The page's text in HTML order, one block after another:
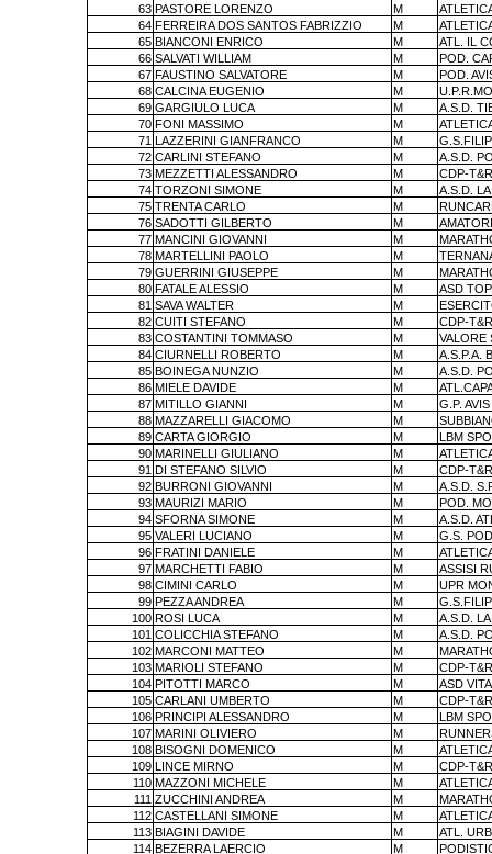
63 PASTORE LORENZO M
64 FERREIRA DOS SANTOS FABRIZZIO M
65 BIANCONI ENRICO M
ATL. IL
66 SALVATI WILLIAM M
POD.
67 FAUSTINO SALVATORE M
POD.
68 CALCINA EUGENIO M
69 GARGIULO LUCA M
A.S.D.
70 FONI MASSIMO M
71 LAZZERINI GIANFRANCO M
72 CARLINI STEFANO M
A.S.D.
73 MEZZETTI ALESSANDRO M
CDP-
74 TORZONI SIMONE M
A.S.D.
75 TRENTA CARLO M
76 SADOTTI GILBERTO M
77 MANCINI GIOVANNI M
78 MARTELLINI PAOLO M
79 GUERRINI GIUSEPPE M
80 FATALE ALESSIO M
ASD
81 SAVA WALTER M
82 CUITI STEFANO M
CDP-
83 COSTANTINI TOMMASO M
VALORE
84 CIURNELLI ROBERTO M
A.S.P.A.
85 BOINEGA NUNZIO M
A.S.D.
86 MIELE DAVIDE M
87 MITILLO GIANNI M
G.P.
88 MAZZARELLI GIACOMO M
89 CARTA GIORGIO M
LBM
90 MARINELLI GIULIANO M
91 DI STEFANO SILVIO M
CDP-
92 BURRONI GIOVANNI M
A.S.D.
93 MAURIZI MARIO M
POD.
94 SFORNA SIMONE M
A.S.D.
95 VALERI LUCIANO M
G.S.
96 FRATINI DANIELE M
97 MARCHETTI FABIO M
ASSISI
98 CIMINI CARLO M
UPR
99 PEZZA ANDREA M
100 ROSI LUCA M
A.S.D.
101 COLICCHIA STEFANO M
A.S.D.
102 MARCONI MATTEO M
103 MARIOLI STEFANO M
CDP-
104 PITOTTI MARCO M
ASD
105 CARLANI UMBERTO M
CDP-
106 PRINCIPI ALESSANDRO M
LBM
107 MARINI OLIVIERO M
108 BISOGNI DOMENICO M
109 LINCE MIRNO M
CDP-
110 MAZZONI MICHELE M
111 ZUCCHINI ANDREA M
112 CASTELLANI SIMONE M
113 BIAGINI DAVIDE M
ATL.
114 BEZERRA LAERCIO M